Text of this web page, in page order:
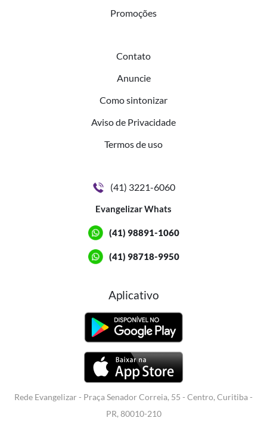
Promoções
Contato
Anuncie
Como sintonizar
Aviso de Privacidade
Termos de uso
(41) 3221-6060
Evangelizar Whats
(41) 98891-1060
(41) 98718-9950
Aplicativo
Rede Evangelizar - Praça Senador Correia, 55 - Centro, Curitiba -
PR, 80010-210